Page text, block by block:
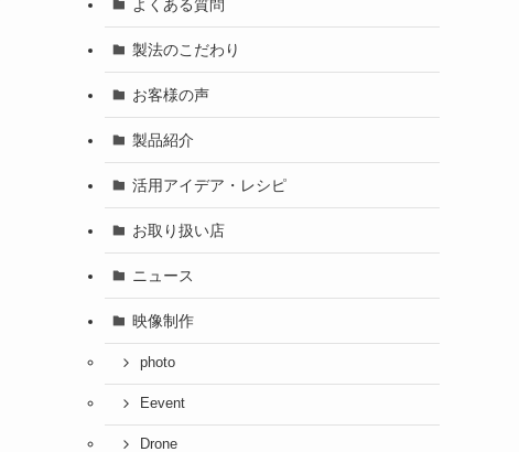
よくある質問
製法のこだわり
お客様の声
製品紹介
活用アイデア・レシピ
お取り扱い店
ニュース
映像制作
photo
Eevent
Drone